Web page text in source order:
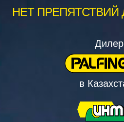
НЕТ
Дилер
в
меню
ДИЛЕРСКИЙ ВЕСТНИК